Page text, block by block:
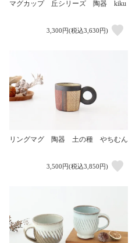
マグカップ 丘シリーズ 陶器 kiku
3,300円(税込3,630円)
リングマグ 陶器 土の種 やちむん
3,500円(税込3,850円)